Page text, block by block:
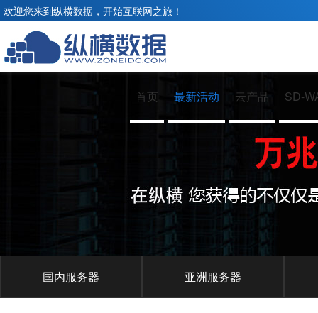
欢迎您来到纵横数据，开始互联网之旅！
首页 最新活动 云产品 SD-
国内服务器 亚洲服务器